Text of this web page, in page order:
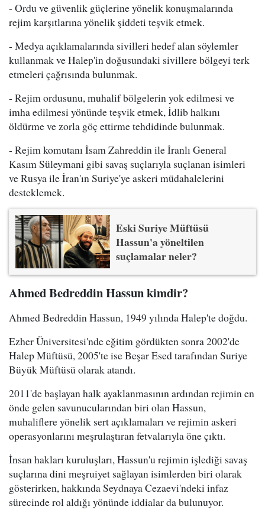
- Ordu ve güvenlik güçlerine yönelik konuşmalarında
rejim karşıtlarına yönelik şiddeti teşvik etmek.
- Medya açıklamalarında sivilleri hedef alan söylemler
kullanmak ve Halep'in doğusundaki sivillere bölgeyi terk
etmeleri çağrısında bulunmak.
- Rejim ordusunu, muhalif bölgelerin yok edilmesi ve
imha edilmesi yönünde teşvik etmek, İdlib halkını
öldürme ve zorla göç ettirme tehdidinde bulunmak.
- Rejim komutanı İsam Zahreddin ile İranlı General
Kasım Süleymani gibi savaş suçlarıyla suçlanan isimleri
ve Rusya ile İran'ın Suriye'ye askeri müdahalelerini
desteklemek.
Eski Suriye Müftüsü
Hassun'a yöneltilen
suçlamalar neler?
Ahmed Bedreddin Hassun kimdir?
Ahmed Bedreddin Hassun, 1949 yılında Halep'te doğdu.
Ezher Üniversitesi'nde eğitim gördükten sonra 2002'de
Halep Müftüsü, 2005'te ise Beşar Esed tarafından Suriye
Büyük Müftüsü olarak atandı.
2011'de başlayan halk ayaklanmasının ardından rejimin en
önde gelen savunucularından biri olan Hassun,
muhaliflere yönelik sert açıklamaları ve rejimin askeri
operasyonlarını meşrulaştıran fetvalarıyla öne çıktı.
İnsan hakları kuruluşları, Hassun'u rejimin işlediği savaş
suçlarına dini meşruiyet sağlayan isimlerden biri olarak
gösterirken, hakkında Seydnaya Cezaevi'ndeki infaz
sürecinde rol aldığı yönünde iddialar da bulunuyor.